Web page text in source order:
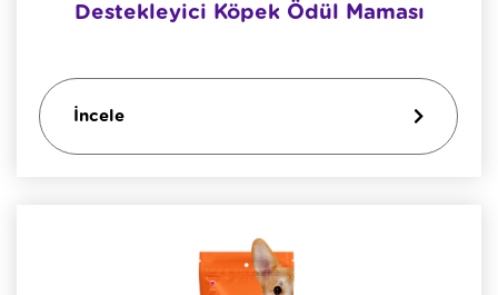
Destekleyici Köpek Ödül Maması
İncele